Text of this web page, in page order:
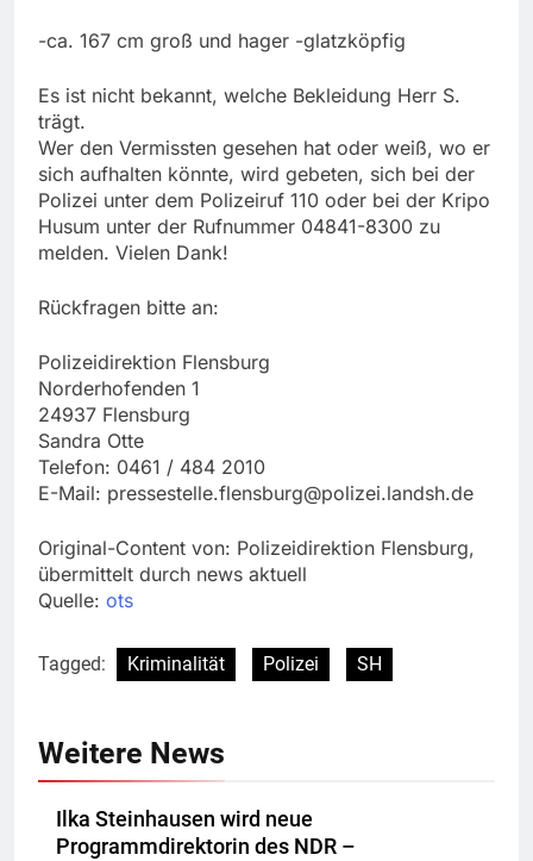
-ca. 167 cm groß und hager -glatzköpfig
Es ist nicht bekannt, welche Bekleidung Herr S.
trägt.
Wer den Vermissten gesehen hat oder weiß, wo er
sich aufhalten könnte, wird gebeten, sich bei der
Polizei unter dem Polizeiruf 110 oder bei der Kripo
Husum unter der Rufnummer 04841-8300 zu
melden. Vielen Dank!
Rückfragen bitte an:
Polizeidirektion Flensburg
Norderhofenden 1
24937 Flensburg
Sandra Otte
Telefon: 0461 / 484 2010
E-Mail: pressestelle.flensburg@polizei.landsh.de
Original-Content von: Polizeidirektion Flensburg,
übermittelt durch news aktuell
Quelle: ots
Tagged: Kriminalität Polizei SH
Weitere News
Ilka Steinhausen wird neue
Programmdirektorin des NDR –